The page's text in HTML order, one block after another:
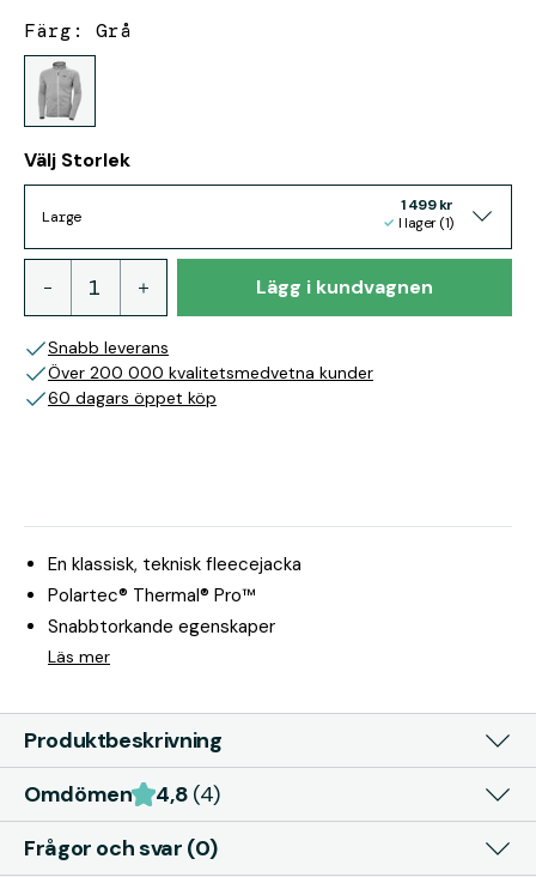
Färg: Grå
Välj Storlek
Large
1 499 kr
I lager (1)
Lägg i kundvagnen
Snabb leverans
Över 200 000 kvalitetsmedvetna kunder
60 dagars öppet köp
En klassisk, teknisk fleecejacka
Polartec® Thermal® Pro™
Snabbtorkande egenskaper
Läs mer
Produktbeskrivning
Omdömen
4,8 (4)
Frågor och svar (0)